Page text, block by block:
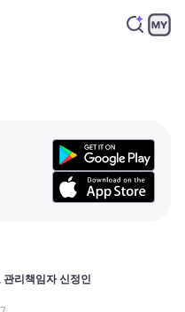
관리책임자 신정인